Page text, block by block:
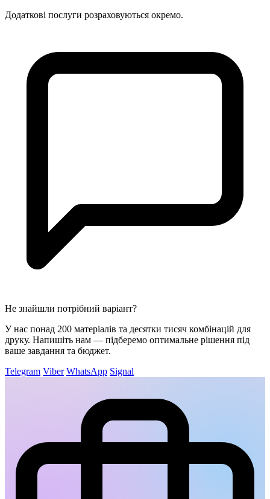
Додаткові послуги розраховуються окремо.
Не знайшли потрібний варіант?
У нас понад 200 матеріалів та десятки тисяч комбінацій для
друку. Напишіть нам — підберемо оптимальне рішення під
ваше завдання та бюджет.
Telegram Viber WhatsApp Signal